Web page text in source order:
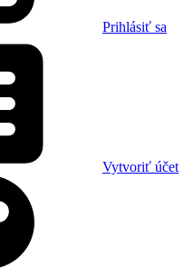
Prihlásiť sa
Vytvoriť účet